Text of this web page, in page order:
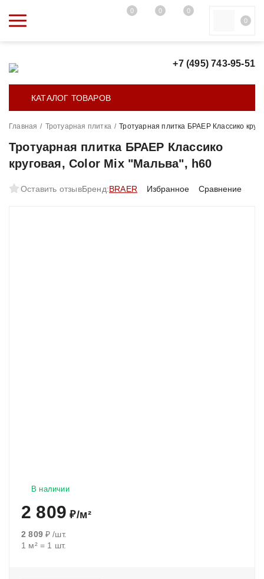
0 0
0
0
+7 (495) 743-95-51
КАТАЛОГ ТОВАРОВ
Главная / Тротуарная плитка / Тротуарная плитка БРАЕР Классико
Тротуарная плитка БРАЕР Классико
круговая, Color Mix "Мальва", h60
Оставить отзывБренд:BRAER Избранное Сравнение
В наличии
2 809 ₽/м²
2 809 ₽ /шт.
1 м²= 1 шт.